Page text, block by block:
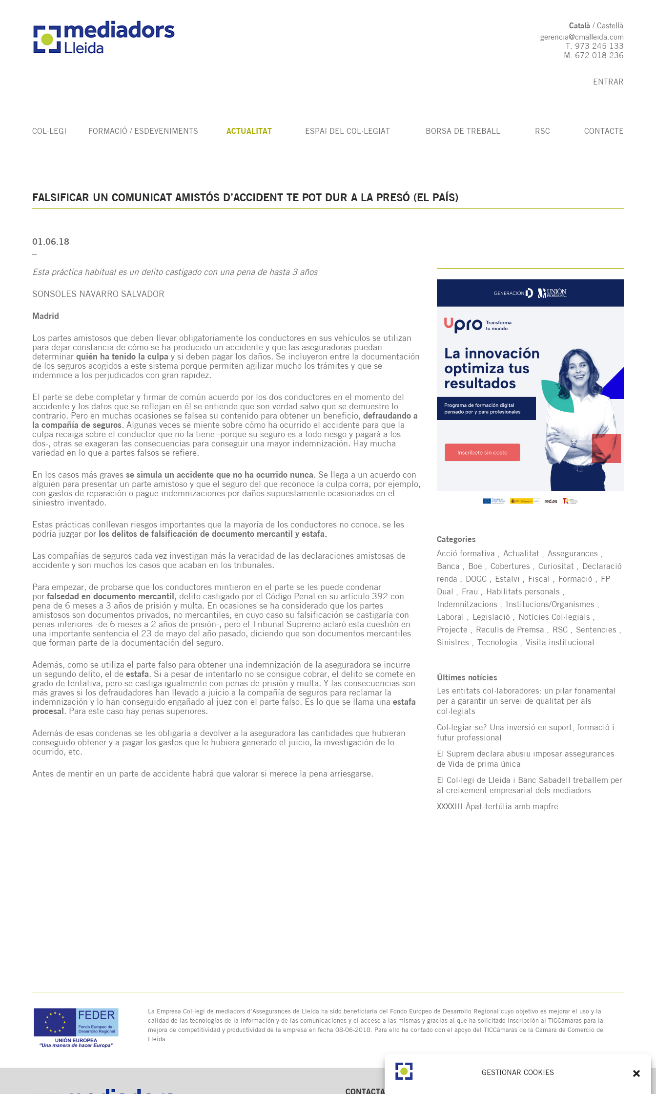
GESTIONAR COOKIES
Català
Castellà
gerencia@cmalleida.com
T. 973 245 133
M. 672 018 236
ENTRAR
COL·LEGI FORMACIÓ / ESDEVENIMENTS ACTUALITAT ESPAI DEL COL·LEGIAT BORSA DE TREBALL RSC CONTACTE
FALSIFICAR UN COMUNICAT AMISTÓS D’ACCIDENT TE POT DUR A LA PRESÓ (EL PAÍS)
01.06.18
Esta práctica habitual es un delito castigado con una pena de hasta 3 años
SONSOLES NAVARRO SALVADOR
Madrid
Los partes amistosos que deben llevar obligatoriamente los conductores en sus vehículos se utilizan
para dejar constancia de cómo se ha producido un accidente y que las aseguradoras puedan
determinar quién ha tenido la culpa y si deben pagar los daños. Se incluyeron entre la documentación
de los seguros acogidos a este sistema porque permiten agilizar mucho los trámites y que se
indemnice a los perjudicados con gran rapidez.
El parte se debe completar y firmar de común acuerdo por los dos conductores en el momento del
accidente y los datos que se reflejan en él se entiende que son verdad salvo que se demuestre lo
contrario. Pero en muchas ocasiones se falsea su contenido para obtener un beneficio, defraudando a
la compañía de seguros. Algunas veces se miente sobre cómo ha ocurrido el accidente para que la
culpa recaiga sobre el conductor que no la tiene -porque su seguro es a todo riesgo y pagará a los
dos-, otras se exageran las consecuencias para conseguir una mayor indemnización. Hay mucha
variedad en lo que a partes falsos se refiere.
En los casos más graves se simula un accidente que no ha ocurrido nunca. Se llega a un acuerdo con
alguien para presentar un parte amistoso y que el seguro del que reconoce la culpa corra, por ejemplo,
con gastos de reparación o pague indemnizaciones por daños supuestamente ocasionados en el
siniestro inventado.
Estas prácticas conllevan riesgos importantes que la mayoría de los conductores no conoce, se les
podría juzgar por los delitos de falsificación de documento mercantil y estafa.
Las compañías de seguros cada vez investigan más la veracidad de las declaraciones amistosas de
accidente y son muchos los casos que acaban en los tribunales.
Para empezar, de probarse que los conductores mintieron en el parte se les puede condenar
por falsedad en documento mercantil, delito castigado por el Código Penal en su artículo 392 con
pena de 6 meses a 3 años de prisión y multa. En ocasiones se ha considerado que los partes
amistosos son documentos privados, no mercantiles, en cuyo caso su falsificación se castigaría con
penas inferiores -de 6 meses a 2 años de prisión-, pero el Tribunal Supremo aclaró esta cuestión en
una importante sentencia el 23 de mayo del año pasado, diciendo que son documentos mercantiles
que forman parte de la documentación del seguro.
Además, como se utiliza el parte falso para obtener una indemnización de la aseguradora se incurre
un segundo delito, el de estafa. Si a pesar de intentarlo no se consigue cobrar, el delito se comete en
grado de tentativa, pero se castiga igualmente con penas de prisión y multa. Y las consecuencias son
más graves si los defraudadores han llevado a juicio a la compañía de seguros para reclamar la
indemnización y lo han conseguido engañado al juez con el parte falso. Es lo que se llama una estafa
procesal. Para este caso hay penas superiores.
Además de esas condenas se les obligaría a devolver a la aseguradora las cantidades que hubieran
conseguido obtener y a pagar los gastos que le hubiera generado el juicio, la investigación de lo
ocurrido, etc.
Antes de mentir en un parte de accidente habrá que valorar si merece la pena arriesgarse.
Categories
Acció formativa
Actualitat
Assegurances
Banca
Boe Cobertures Curiositat
Declaració
renda
DOGC Estalvi Fiscal Formació
FP
Dual
Frau
Habilitats personals
Indemnitzacions
Institucions/Organismes
Laboral
Legislació
Notícies Col·legials
Projecte
Reculls de Premsa RSC
Sentencies
Sinistres
Tecnologia Visita institucional
Últimes notícies
Les entitats col·laboradores: un pilar fonamental
per a garantir un servei de qualitat per als
col·legiats
Col·legiar-se? Una inversió en suport, formació i
futur professional
El Suprem declara abusiu imposar assegurances
de Vida de prima única
El Col·legi de Lleida i Banc Sabadell treballem per
al creixement empresarial dels mediadors
XXXXIII Àpat-tertúlia amb mapfre
La Empresa Col·legi de mediadors d’Assegurances de Lleida ha sido beneficiaria del Fondo Europeo de Desarrollo Regional cuyo objetivo es mejorar el uso y la
calidad de las tecnologías de la información y de las comunicaciones y el acceso a las mismas y gracias al que ha solicitado inscripción al TICCámaras para la
mejora de competitividad y productividad de la empresa en fecha 08-06-2018. Para ello ha contado con el apoyo del TICCámaras de la Cámara de Comercio de
Lleida.